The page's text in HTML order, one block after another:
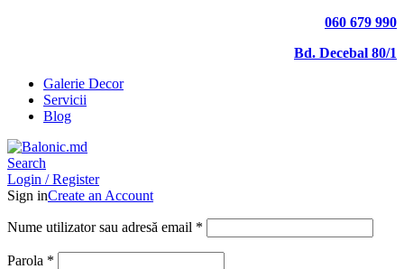
060 679 990
Bd. Decebal 80/1
Galerie Decor
Servicii
Blog
Search
Login / Register
Sign inCreate an Account
Nume utilizator sau adresă email *
Parola *